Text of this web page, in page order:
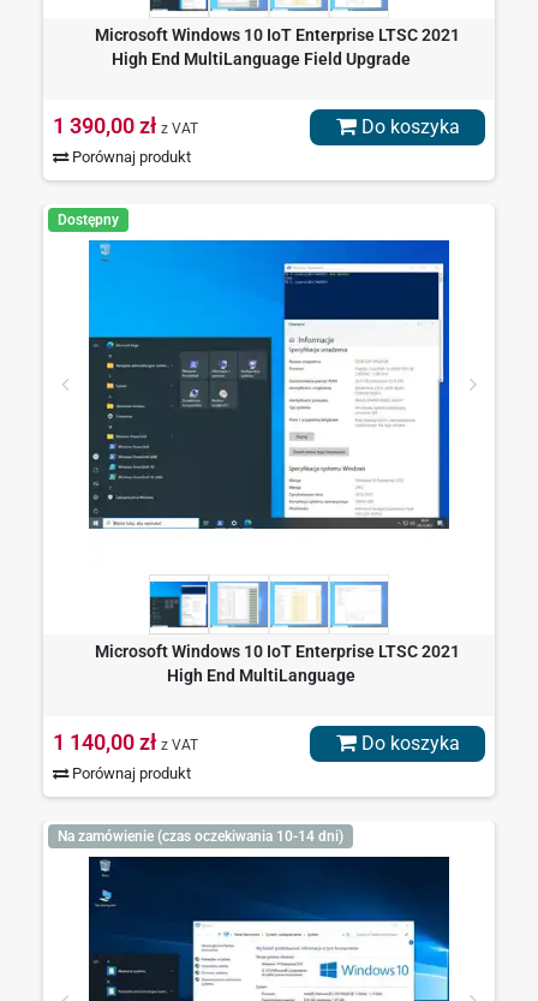
Microsoft Windows 10 IoT Enterprise LTSC 2021
High End MultiLanguage Field Upgrade
1 390,00 zł z VAT
Porównaj produkt
Do koszyka
Dostępny
Microsoft Windows 10 IoT Enterprise LTSC 2021
High End MultiLanguage
1 140,00 zł z VAT
Porównaj produkt
Do koszyka
Na zamówienie (czas oczekiwania 10-14 dni)